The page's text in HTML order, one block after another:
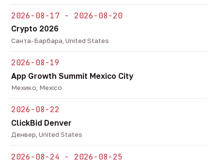
2026-08-17 - 2026-08-20
Crypto 2026
Санта-Барбара, United States
2026-08-19
App Growth Summit Mexico City
Мехико, Mexico
2026-08-22
ClickBid Denver
Денвер, United States
2026-08-24 - 2026-08-25